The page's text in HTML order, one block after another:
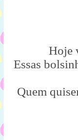
Hoje
Essas
Quem